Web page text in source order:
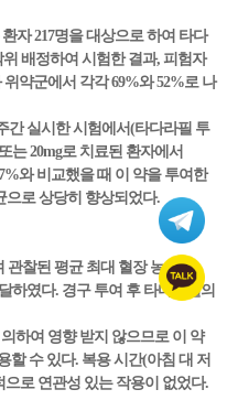
자 217명을 대상으로 하여 타다
배정하여 시험한 결과, 피험자
약군에서 각각 69%와 52%로 나
간 실시한 시험에서(타다라필 투
는 20mg로 치료된 환자에서
와 비교했을 때 이 약을 투여한
으로 상당히 향상되었다.
관찰된 평균 최대 혈장 농도
하였다. 경구 투여 후 타다라필의
하여 영향 받지 않으므로 이 약
할 수 있다. 복용 시간(아침 대 저
로 연관성 있는 작용이 없었다.